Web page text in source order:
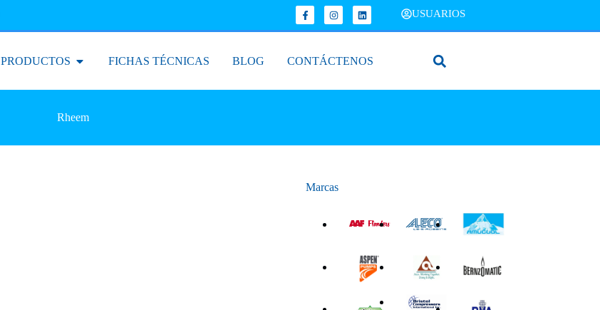
USUARIOS
PRODUCTOS FICHAS TÉCNICAS BLOG CONTÁCTENOS
Rheem
Marcas